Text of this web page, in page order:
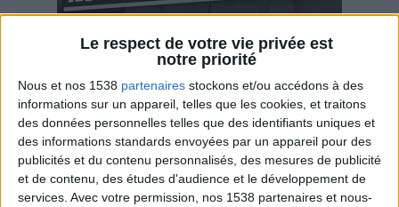
Le respect de votre vie privée est
notre priorité
Nous et nos 1538 partenaires stockons et/ou accédons à des
informations sur un appareil, telles que les cookies, et traitons
des données personnelles telles que des identifiants uniques et
des informations standards envoyées par un appareil pour des
publicités et du contenu personnalisés, des mesures de publicité
et de contenu, des études d'audience et le développement de
services. Avec votre permission, nos 1538 partenaires et nous-
Ces marques diététiques : c'est n'importe quoi !
Webinaires en direct Voir tout